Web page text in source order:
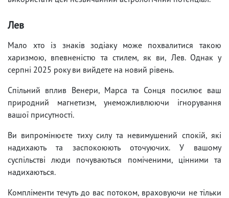
Лев
Мало хто із знаків зодіаку може похвалитися такою
харизмою, впевненістю та стилем, як ви, Лев. Однак у
серпні 2025 року ви вийдете на новий рівень.
Спільний вплив Венери, Марса та Сонця посилює ваш
природний магнетизм, унеможливлюючи ігнорування
вашої присутності.
Ви випромінюєте тиху силу та невимушений спокій, які
надихають та заспокоюють оточуючих. У вашому
суспільстві люди почуваються поміченими, цінними та
надихаються.
Компліменти течуть до вас потоком, враховуючи не тільки